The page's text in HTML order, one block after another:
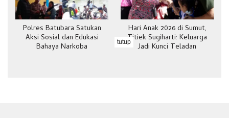
Polres Batubara Satukan
Aksi Sosial dan Edukasi
Bahaya Narkoba
Hari Anak 2026 di Sumut,
Titiek Sugiharti: Keluarga
Jadi Kunci Teladan
tutup